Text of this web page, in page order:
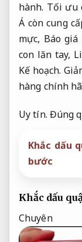
hành. Tối ưu
Á còn cung
mực, Báo giá
con lăn tay,
Kế hoạch.
hàng chính
Uy tín. Đúng
Khắc dấu
bước
Khắc dấu